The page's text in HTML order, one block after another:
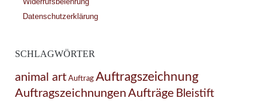
Datenschutzerklärung
SCHLAGWÖRTER
animal art Auftrag Auftragszeichnung
Auftragszeichnungen Aufträge Bleistift